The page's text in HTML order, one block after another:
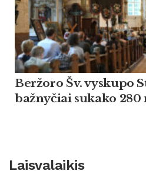
Beržoro Šv. vyskupo
bažnyčiai sukako 280
Laisvalaikis